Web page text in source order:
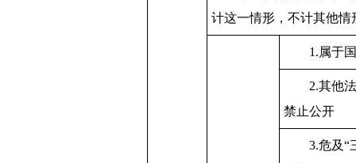
计这一情形，不计其他情
1.属于
2.其他
禁止公开
3.危及“